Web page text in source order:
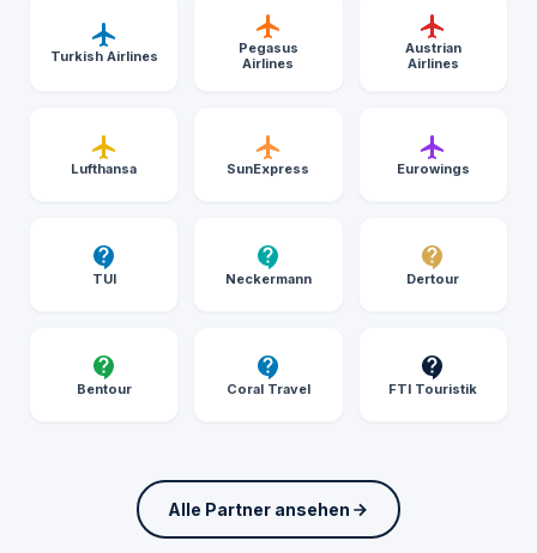
Turkish Airlines
Pegasus
Airlines
Austrian
Airlines
Lufthansa SunExpress Eurowings
TUI Neckermann Dertour
Bentour Coral Travel FTI Touristik
Alle Partner ansehen